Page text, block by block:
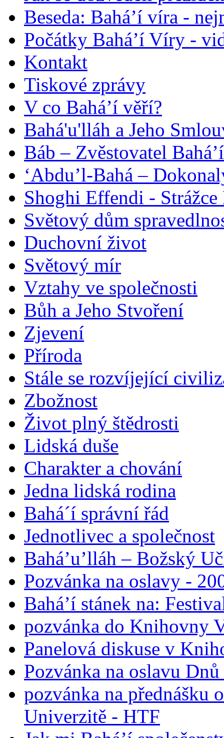
Beseda: Bahá’í víra -
Počátky Bahá’í Víry -
Kontakt
Tiskové zprávy
V co Bahá’í věří?
Bahá'u'lláh a Jeho
Báb – Zvěstovatel
‘Abdu’l-Bahá –
Shoghi Effendi -
Světový dům
Duchovní život
Světový mír
Vztahy ve společnosti
Bůh a Jeho Stvoření
Zjevení
Příroda
Stále se rozvíjející
Zbožnost
Život plný štědrosti
Lidská duše
Charakter a chování
Jedna lidská rodina
Bahá´í správní řád
Jednotlivec a společnost
Bahá’u’lláh – Božský
Pozvánka na oslavy -
Bahá’í stánek na:
pozvánka do Knihovny
Panelová diskuse v
Pozvánka na oslavu
pozvánka na přednášku
Univerzitě - HTF